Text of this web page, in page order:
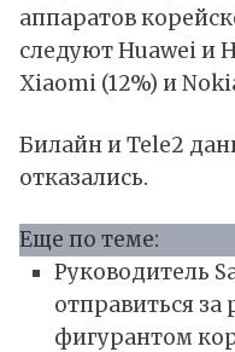
аппаратов
следуют Huawei и
Xiaomi (12%) и
Билайн и Tele2
отказались.
Еще по теме:
Руководитель
отправиться
фигурантом